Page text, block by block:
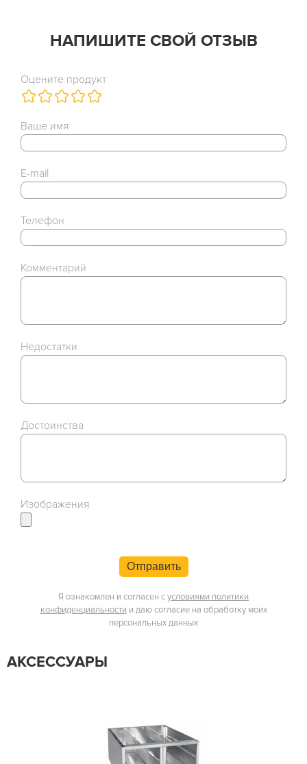
НАПИШИТЕ СВОЙ ОТЗЫВ
Оцените продукт
Ваше имя
E-mail
Телефон
Комментарий
Недостатки
Достоинства
Изображения
Отправить
Я ознакомлен и согласен сусловиями политики
конфиденциальности и даю согласие на обработку моих
персональных данных
АКСЕССУАРЫ